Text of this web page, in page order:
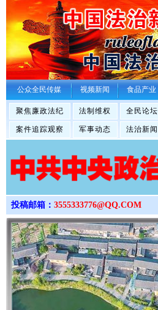
公众全民传媒 视频新闻 食品产业
聚焦廉政法纪 法制维权 全民论坛
案件追踪观察 军事动态 法治新闻
投稿邮箱： 3555333776@QQ.COM